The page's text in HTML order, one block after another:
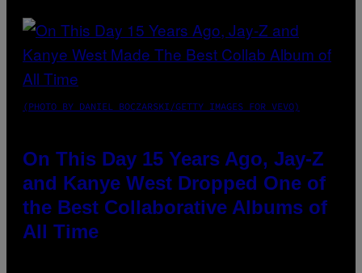
(PHOTO BY DANIEL BOCZARSKI/GETTY IMAGES FOR VEVO)
On This Day 15 Years Ago, Jay-Z
and Kanye West Dropped One of
the Best Collaborative Albums of
All Time